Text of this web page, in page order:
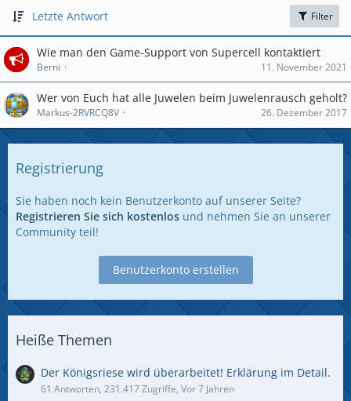
Letzte Antwort Filter
Wie man den Game-Support von Supercell kontaktiert
Berni 11. November 2021
Wer von Euch hat alle Juwelen beim Juwelenrausch geholt?
Markus-2RVRCQ8V 26. Dezember 2017
Registrierung
Sie haben noch kein Benutzerkonto auf unserer Seite?
Registrieren Sie sich kostenlos und nehmen Sie an unserer
Community teil!
Benutzerkonto erstellen
Heiße Themen
Der Königsriese wird überarbeitet! Erklärung im Detail.
61 Antworten, 231.417 Zugriffe, Vor 7 Jahren